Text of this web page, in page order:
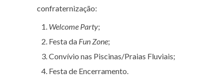
confraternização:
Welcome Party;
Festa da Fun Zone;
Convívio nas Piscinas/Praias Fluviais;
Festa de Encerramento.